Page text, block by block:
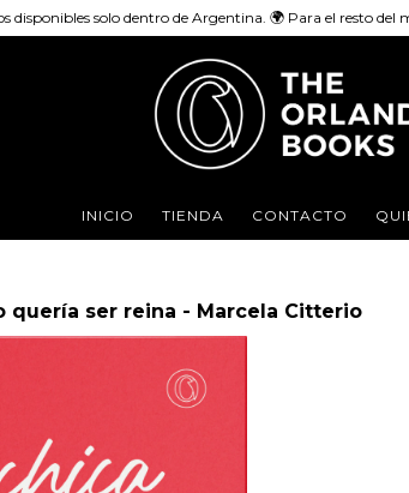
disponibles solo dentro de Argentina. 🌍 Para el resto del
INICIO TIENDA CONTACTO
quería ser reina - Marcela Citterio